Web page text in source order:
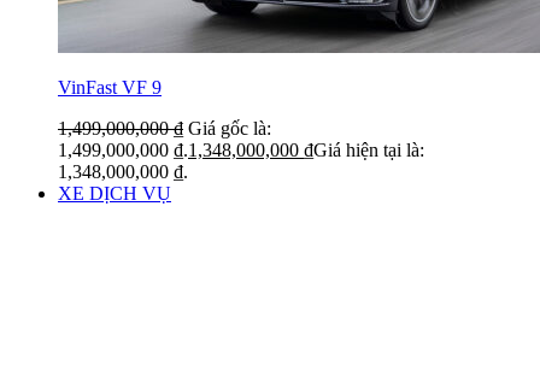
VinFast VF 9
1,499,000,000₫ Giá gốc là:
1,499,000,000 ₫.1,348,000,000 ₫Giá hiện tại là:
1,348,000,000 ₫.
XE DỊCH VỤ